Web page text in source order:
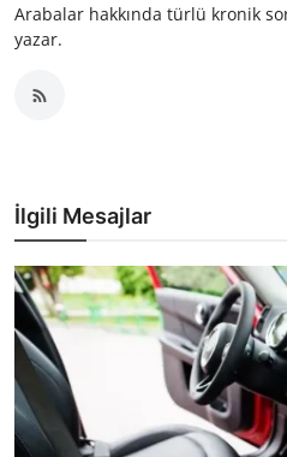
Arabalar hakkında türlü kronik
yazar.
İlgili Mesajlar